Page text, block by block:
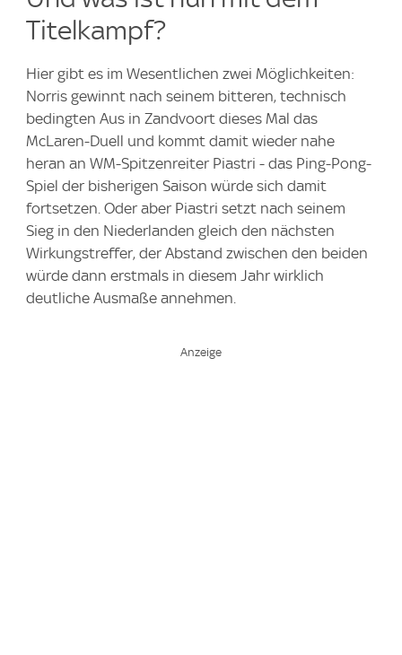
Titelkampf?
Hier gibt es im Wesentlichen zwei Möglichkeiten:
Norris gewinnt nach seinem bitteren, technisch
bedingten Aus in Zandvoort dieses Mal das
McLaren-Duell und kommt damit wieder nahe
heran an WM-Spitzenreiter Piastri - das Ping-Pong-
Spiel der bisherigen Saison würde sich damit
fortsetzen. Oder aber Piastri setzt nach seinem
Sieg in den Niederlanden gleich den nächsten
Wirkungstreffer, der Abstand zwischen den beiden
würde dann erstmals in diesem Jahr wirklich
deutliche Ausmaße annehmen.